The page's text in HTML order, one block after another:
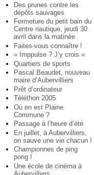
Des prunes contre les
dépôts sauvages
Fermeture du petit bain du
Centre nautique, jeudi 30
avril dans la matinée
Faites-vous connaître !
« Imppulse ? J’y crois »
Quartiers de sports
Pascal Beaudet, nouveau
maire d’Aubervilliers
Prêt d’ordinateur
Téléthon 2005
Où en est Plaine
Commune ?
Passage à l’heure d’été
En juillet, à Aubervilliers,
on sauve une vie chacun !
Championnes de ping
pong !
Une école de cinéma à